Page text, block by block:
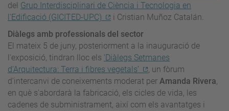
del Grup Interdisciplinari de Ciència i Tecnologia en
l'Edificació (GICITED-UPC)
i Cristian Muñoz Catalán.
Diàlegs amb professionals del sector
El mateix 5 de juny, posteriorment a la inauguració de
l'exposició, tindran lloc els ‘Diàlegs Setmanes
d'Arquitectura: Terra i fibres vegetals’
, un fòrum
d'intercanvi de coneixements moderat per Amanda Rivera,
en què s'abordarà la fabricació, els cicles de vida, les
cadenes de subministrament, així com els avantatges i